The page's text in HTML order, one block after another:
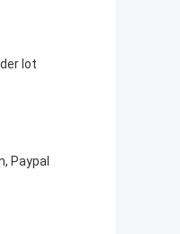
lot
Paypal